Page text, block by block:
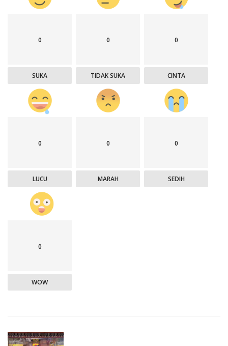
0
SUKA
0
TIDAK SUKA
0
CINTA
0
LUCU
0
MARAH
0
SEDIH
0
WOW